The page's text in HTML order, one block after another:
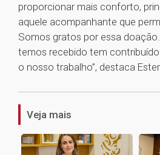
proporcionar mais conforto,
aquele acompanhante que
Somos gratos por essa
temos recebido tem
o nosso trabalho”, destaca1
Veja mais